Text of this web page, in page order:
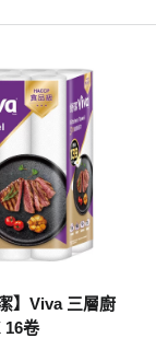
】Viva 三層廚
16卷